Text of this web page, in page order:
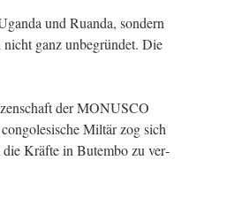
und Ruanda, sondern
ganz unbegründet. Die
der MONUSCO
Miltär zog sich
die Kräfte in Butembo zu ver­